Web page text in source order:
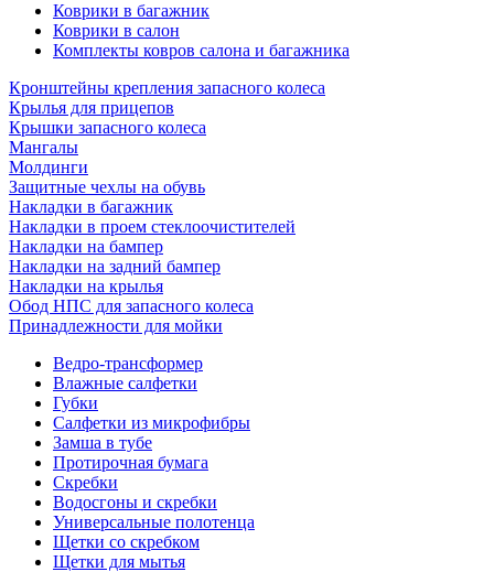
Коврики в багажник
Коврики в салон
Комплекты ковров салона и багажника
Кронштейны крепления запасного колеса
Крылья для прицепов
Крышки запасного колеса
Мангалы
Молдинги
Защитные чехлы на обувь
Накладки в багажник
Накладки в проем стеклоочистителей
Накладки на бампер
Накладки на задний бампер
Накладки на крылья
Обод НПС для запасного колеса
Принадлежности для мойки
Ведро-трансформер
Влажные салфетки
Губки
Салфетки из микрофибры
Замша в тубе
Протирочная бумага
Скребки
Водосгоны и скребки
Универсальные полотенца
Щетки со скребком
Щетки для мытья